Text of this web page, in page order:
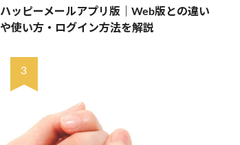
ハッピーメールアプリ版｜Web版との違い
や使い方・ログイン方法を解説